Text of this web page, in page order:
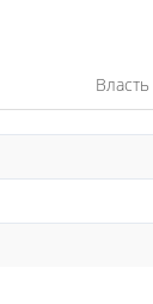
Власть